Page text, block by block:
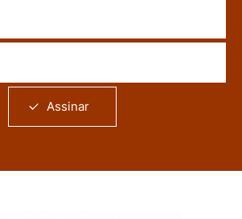
Assinar